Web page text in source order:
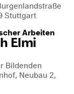
Stuttgart
Arbeiten
Elmi
Bildenden
Neubau 2,